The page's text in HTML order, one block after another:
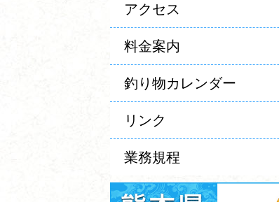
アクセス
料金案内
釣り物カレンダー
リンク
業務規程